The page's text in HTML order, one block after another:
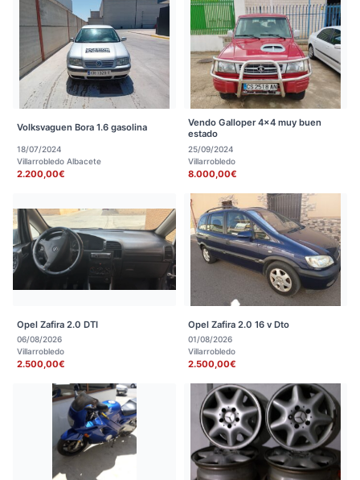
Volksvaguen Bora 1.6 gasolina
18/07/2024
Villarrobledo Albacete
2.200,00€
Vendo Galloper 4x4 muy buen
estado
25/09/2024
Villarrobledo
8.000,00€
Opel Zafira 2.0 DTI
06/08/2026
Villarrobledo
2.500,00€
Opel Zafira 2.0 16 v Dto
01/08/2026
Villarrobledo
2.500,00€